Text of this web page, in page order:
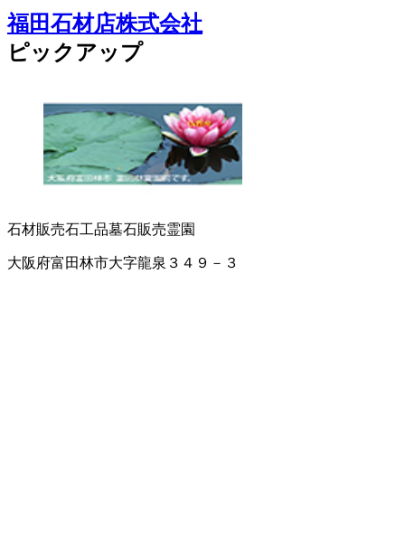
福田石材店株式会社
ピックアップ
石材販売石工品墓石販売霊園
大阪府富田林市大字龍泉３４９－３